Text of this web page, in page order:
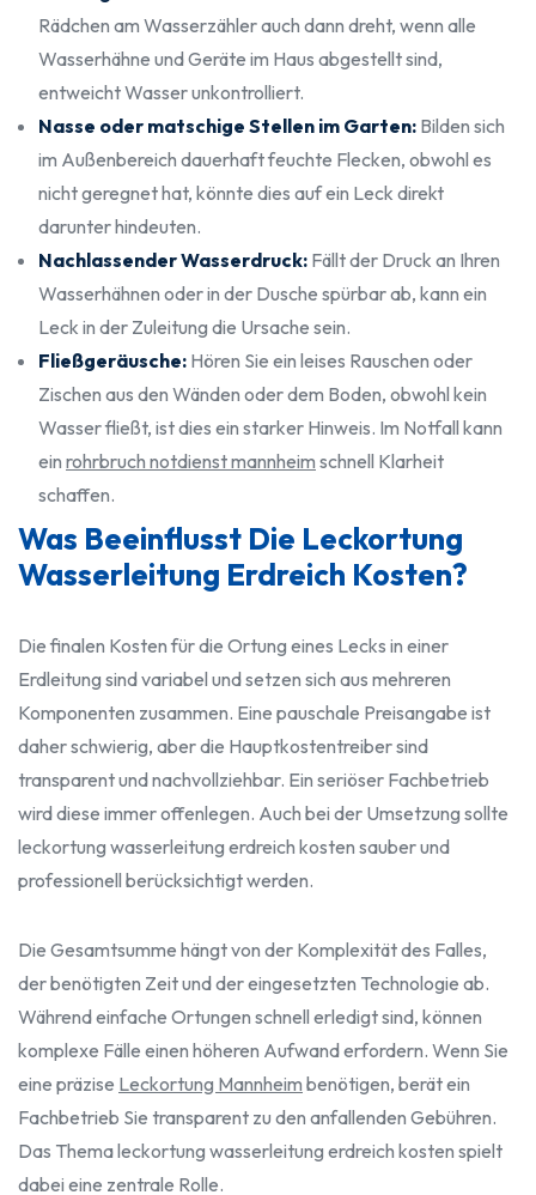
Rädchen am Wasserzähler auch dann dreht, wenn alle
Wasserhähne und Geräte im Haus abgestellt sind,
entweicht Wasser unkontrolliert.
Nasse oder matschige Stellen im Garten: Bilden sich
im Außenbereich dauerhaft feuchte Flecken, obwohl es
nicht geregnet hat, könnte dies auf ein Leck direkt
darunter hindeuten.
Nachlassender Wasserdruck: Fällt der Druck an Ihren
Wasserhähnen oder in der Dusche spürbar ab, kann ein
Leck in der Zuleitung die Ursache sein.
Fließgeräusche: Hören Sie ein leises Rauschen oder
Zischen aus den Wänden oder dem Boden, obwohl kein
Wasser fließt, ist dies ein starker Hinweis. Im Notfall kann
ein rohrbruch notdienst mannheim schnell Klarheit
schaffen.
Was Beeinflusst Die Leckortung
Wasserleitung Erdreich Kosten?
Die finalen Kosten für die Ortung eines Lecks in einer
Erdleitung sind variabel und setzen sich aus mehreren
Komponenten zusammen. Eine pauschale Preisangabe ist
daher schwierig, aber die Hauptkostentreiber sind
transparent und nachvollziehbar. Ein seriöser Fachbetrieb
wird diese immer offenlegen. Auch bei der Umsetzung sollte
leckortung wasserleitung erdreich kosten sauber und
professionell berücksichtigt werden.
Die Gesamtsumme hängt von der Komplexität des Falles,
der benötigten Zeit und der eingesetzten Technologie ab.
Während einfache Ortungen schnell erledigt sind, können
komplexe Fälle einen höheren Aufwand erfordern. Wenn Sie
eine präzise Leckortung Mannheim benötigen, berät ein
Fachbetrieb Sie transparent zu den anfallenden Gebühren.
Das Thema leckortung wasserleitung erdreich kosten spielt
dabei eine zentrale Rolle.